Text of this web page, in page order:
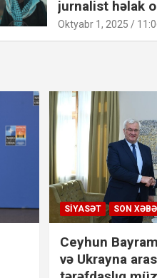
jurnalist həlak
Oktyabr 1, 2025 /
SIYASƏT SON
Ceyhun
və Ukrayna